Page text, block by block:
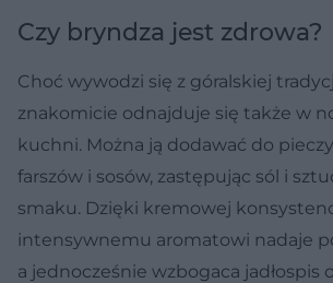
Czy bryndza jest zdrowa?
Choć wywodzi się z góralskiej
znakomicie odnajduje się także w
kuchni. Można ją dodawać do
farszów i sosów, zastępując sól i
smaku. Dzięki kremowej
intensywnemu aromatowi nadaje
a jednocześnie wzbogaca jadłospis